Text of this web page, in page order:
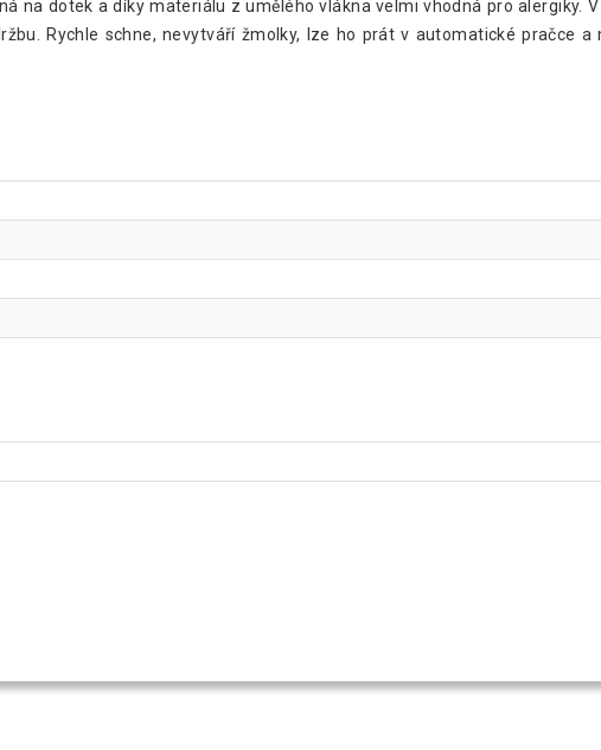
na dotek a díky materiálu z umělého vlákna velmi vhodná pro alergiky.
Rychle schne, nevytváří žmolky, lze ho prát v automatické pračce a